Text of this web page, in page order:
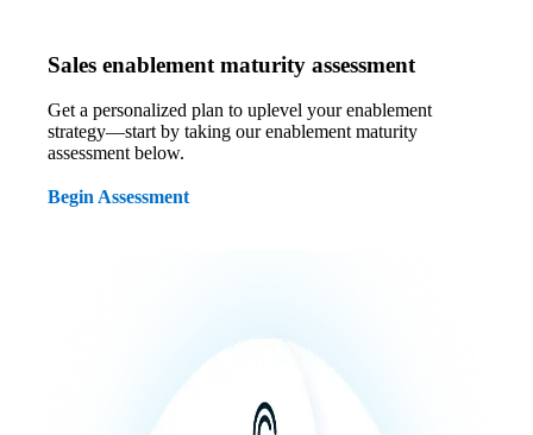
Sales enablement maturity assessment
Get a personalized plan to uplevel your enablement
strategy—start by taking our enablement maturity
assessment below.
Begin Assessment